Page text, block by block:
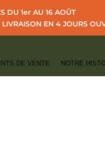
DU 1er AU 16 AOÛT
EN 4 JOURS
DE VENTE NOTRE